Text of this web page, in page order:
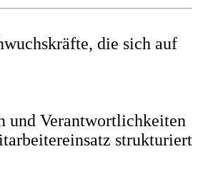
die sich auf
und Verantwortlichkeiten
strukturiert